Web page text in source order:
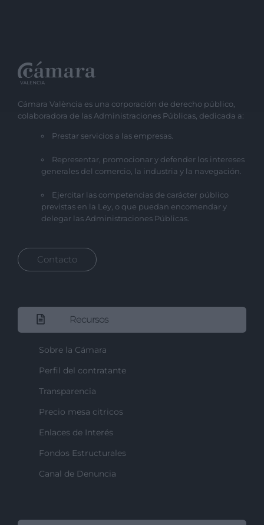
Cámara València es una corporación de derecho público,
colaboradora de las Administraciones Públicas, dedicada a:
Prestar servicios a las empresas.
Representar, promocionar y defender los intereses
generales del comercio, la industria y la navegación.
Ejercitar las competencias de carácter público
previstas en la Ley, o que puedan encomendar y
delegar las Administraciones Públicas.
Contacto
Recursos
Sobre la Cámara
Perfil del contratante
Transparencia
Precio mesa citricos
Enlaces de Interés
Fondos Estructurales
Canal de Denuncia